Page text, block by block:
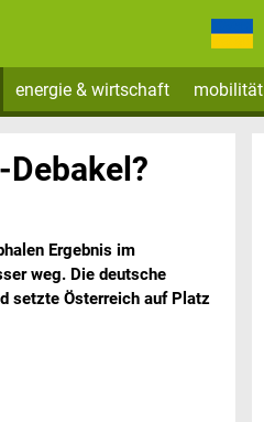
energie & wirtschaft mobilität
Ergebnis im
weg. Die deutsche
setzte Österreich auf Platz